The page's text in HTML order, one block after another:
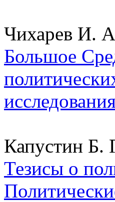
Чихарев И.
Большое
Капустин Б.
Тезисы о